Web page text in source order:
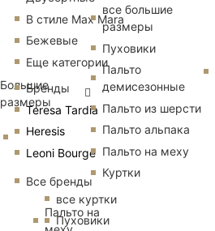
В стиле Max Mara
Бежевые
Еще категории
Бренды
Teresa Tardia
Heresis
Leoni Bourge
Все бренды
Пальто на
Большие
размеры
все большие
размеры
Пуховики
Пальто
демисезонные
Пальто из шерсти
Пальто альпака
Пальто на меху
Куртки
все куртки
Пуховики